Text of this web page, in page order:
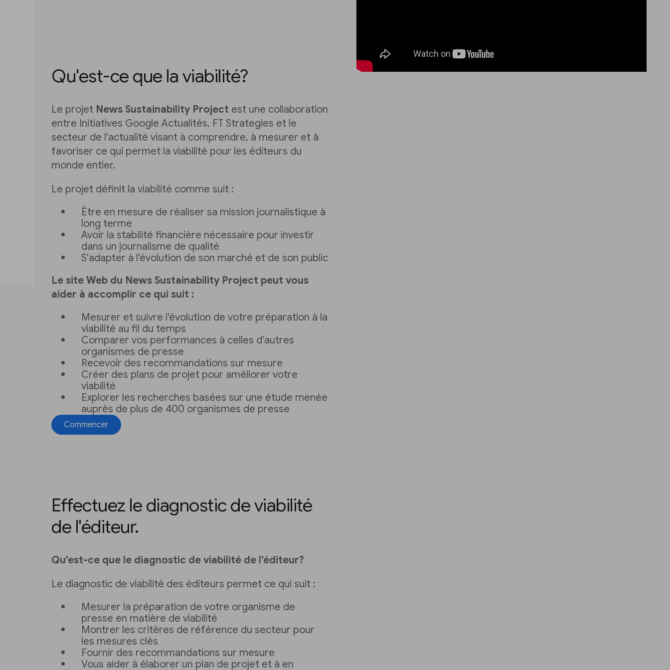
Qu'est-ce que la viabilité?
Le projet News Sustainability Project est une collaboration
entre Initiatives Google Actualités, FT Strategies et le
secteur de l'actualité visant à comprendre, à mesurer et à
favoriser ce qui permet la viabilité pour les éditeurs du
monde entier.
Le projet définit la viabilité comme suit :
Être en mesure de réaliser sa mission journalistique à
long terme
Avoir la stabilité financière nécessaire pour investir
dans un journalisme de qualité
S'adapter à l'évolution de son marché et de son public
Le site Web du News Sustainability Project peut vous
aider à accomplir ce qui suit :
Mesurer et suivre l'évolution de votre préparation à la
viabilité au fil du temps
Comparer vos performances à celles d'autres
organismes de presse
Recevoir des recommandations sur mesure
Créer des plans de projet pour améliorer votre
viabilité
Explorer les recherches basées sur une étude menée
auprès de plus de 400 organismes de presse
Commencer
Effectuez le diagnostic de viabilité
de l'éditeur.
Qu'est-ce que le diagnostic de viabilité de l'éditeur?
Le diagnostic de viabilité des éditeurs permet ce qui suit :
Mesurer la préparation de votre organisme de
presse en matière de viabilité
Montrer les critères de référence du secteur pour
les mesures clés
Fournir des recommandations sur mesure
Vous aider à élaborer un plan de projet et à en